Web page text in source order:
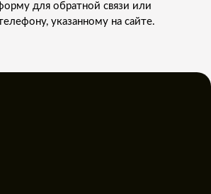
для обратной связи или
указанному на сайте.